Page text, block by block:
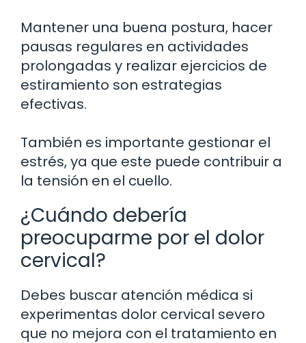
Mantener una buena postura, hacer
pausas regulares en actividades
prolongadas y realizar ejercicios de
estiramiento son estrategias
efectivas.
También es importante gestionar el
estrés, ya que este puede contribuir a
la tensión en el cuello.
¿Cuándo debería
preocuparme por el dolor
cervical?
Debes buscar atención médica si
experimentas dolor cervical severo
que no mejora con el tratamiento en